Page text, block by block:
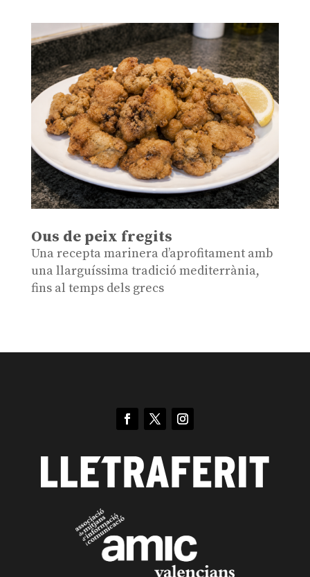
Ous de peix fregits
Una recepta marinera d’aprofitament amb
una llarguíssima tradició mediterrània,
fins al temps dels grecs